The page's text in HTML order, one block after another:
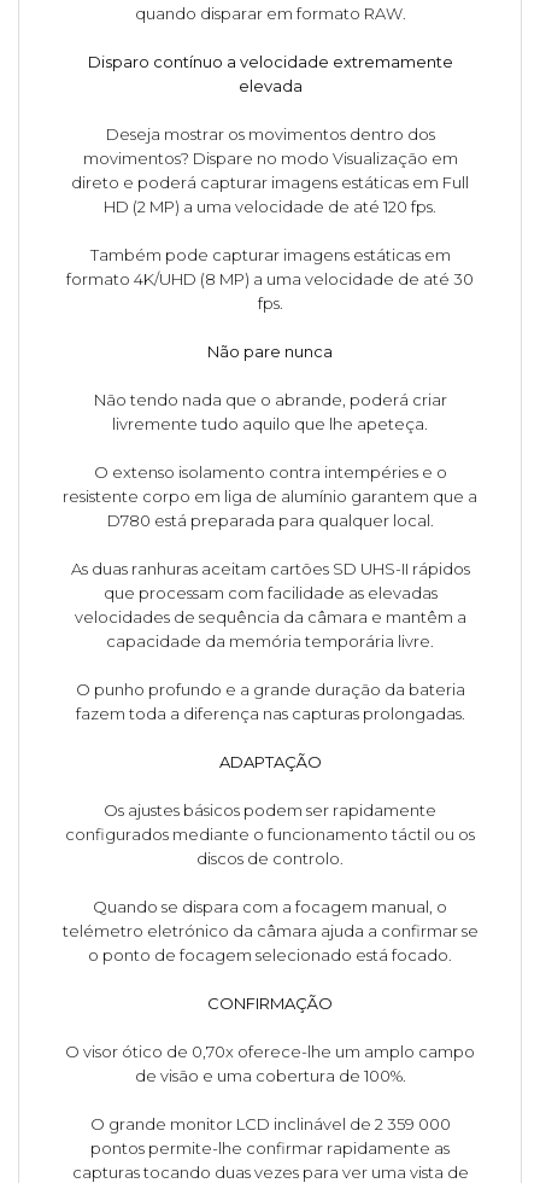
quando disparar em formato RAW.
Disparo contínuo a velocidade extremamente
elevada
Deseja mostrar os movimentos dentro dos
movimentos? Dispare no modo Visualização em
direto e poderá capturar imagens estáticas em Full
HD (2 MP) a uma velocidade de até 120 fps.
Também pode capturar imagens estáticas em
formato 4K/UHD (8 MP) a uma velocidade de até 30
fps.
Não pare nunca
Não tendo nada que o abrande, poderá criar
livremente tudo aquilo que lhe apeteça.
O extenso isolamento contra intempéries e o
resistente corpo em liga de alumínio garantem que a
D780 está preparada para qualquer local.
As duas ranhuras aceitam cartões SD UHS-II rápidos
que processam com facilidade as elevadas
velocidades de sequência da câmara e mantêm a
capacidade da memória temporária livre.
O punho profundo e a grande duração da bateria
fazem toda a diferença nas capturas prolongadas.
ADAPTAÇÃO
Os ajustes básicos podem ser rapidamente
configurados mediante o funcionamento táctil ou os
discos de controlo.
Quando se dispara com a focagem manual, o
telémetro eletrónico da câmara ajuda a confirmar se
o ponto de focagem selecionado está focado.
CONFIRMAÇÃO
O visor ótico de 0,70x oferece-lhe um amplo campo
de visão e uma cobertura de 100%.
O grande monitor LCD inclinável de 2 359 000
pontos permite-lhe confirmar rapidamente as
capturas tocando duas vezes para ver uma vista de